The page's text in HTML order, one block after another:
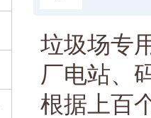
垃圾场专
厂电站、
根据上百